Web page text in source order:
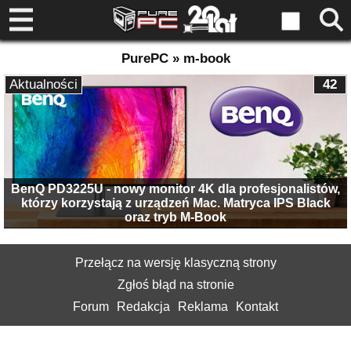
PurePC » m-book
BenQ PD3225U - nowy monitor 4K dla profesjonalistów,
którzy korzystają z urządzeń Mac. Matryca IPS Black
oraz tryb M-Book
42
Aktualności
Przełącz na wersję klasyczną strony
Zgłoś błąd na stronie
Forum
Redakcja Reklama Kontakt